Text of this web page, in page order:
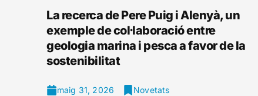
La recerca de Pere Puig i Alenyà, un
exemple de col·laboració entre
geologia marina i pesca a favor de la
sostenibilitat
maig 31, 2026 Novetats